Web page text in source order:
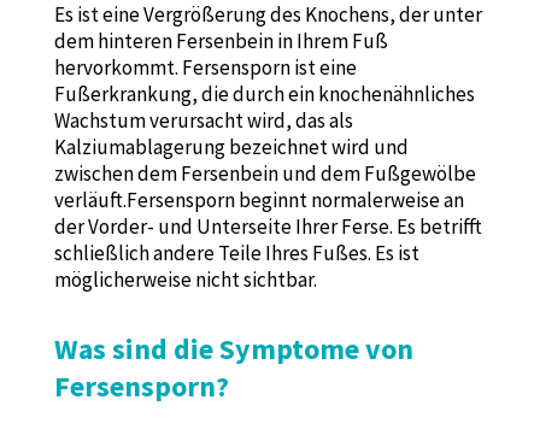
Es ist eine Vergrößerung des Knochens, der unter
dem hinteren Fersenbein in Ihrem Fuß
hervorkommt. Fersensporn ist eine
Fußerkrankung, die durch ein knochenähnliches
Wachstum verursacht wird, das als
Kalziumablagerung bezeichnet wird und
zwischen dem Fersenbein und dem Fußgewölbe
verläuft.Fersensporn beginnt normalerweise an
der Vorder- und Unterseite Ihrer Ferse. Es betrifft
schließlich andere Teile Ihres Fußes. Es ist
möglicherweise nicht sichtbar.
Was sind die Symptome von
Fersensporn?